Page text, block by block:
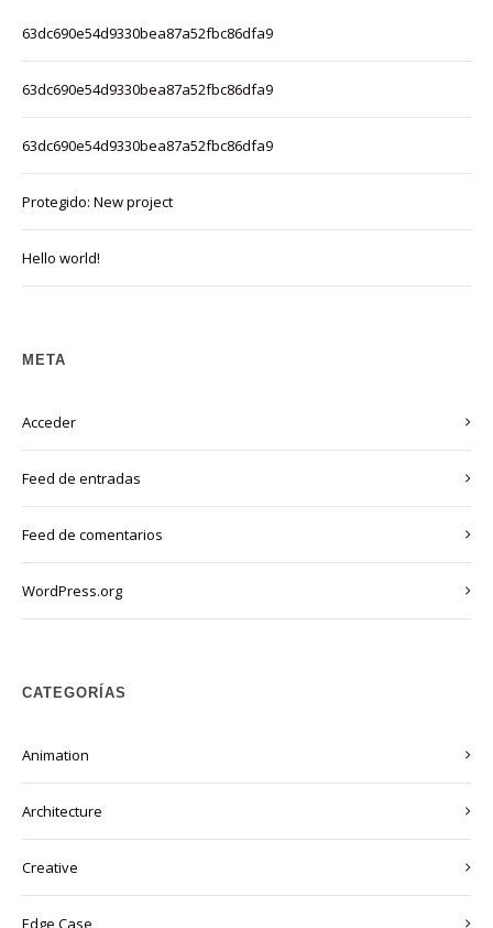
63dc690e54d9330bea87a52fbc86dfa9
63dc690e54d9330bea87a52fbc86dfa9
63dc690e54d9330bea87a52fbc86dfa9
Protegido: New project
Hello world!
META
Acceder
Feed de entradas
Feed de comentarios
WordPress.org
CATEGORÍAS
Animation
Architecture
Creative
Edge Case